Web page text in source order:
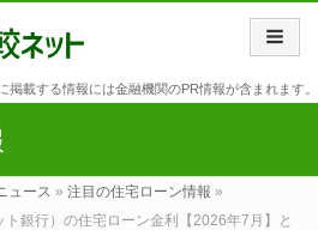
掲載する情報には金融機関のPR情報が含まれます。
ュース »注目の住宅ローン情報 »
ト銀行）の住宅ローン金利【2026年7月】と